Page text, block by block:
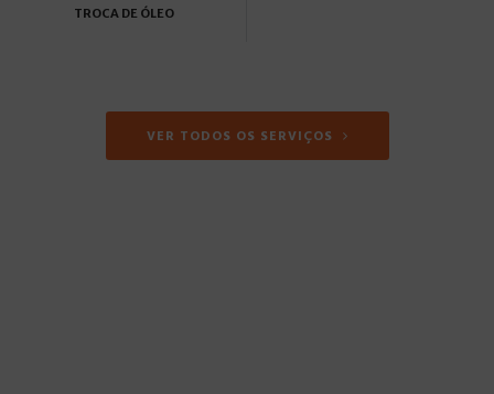
TROCA DE ÓLEO
VER TODOS OS SERVIÇOS